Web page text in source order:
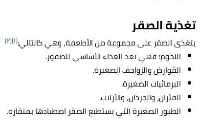
تغذية الصقر
يتغذى الصقر على مجموعة من الأطعمة، وهي كالتالي:[١] [٢]
اللحوم؛ فهي تعد الغذاء الأساسي للصقور.
القوارض والزواحف الصغيرة.
البرمائيات الصغيرة.
الفئران، والجرذان، والأرانب.
الطيور الصغيرة التي يستطيع الصقر اصطيادها بمنقاره.